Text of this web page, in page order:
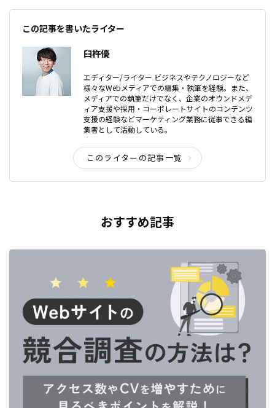
この記事を書いたライター
臼杵優
エディター/ライター ビジネスやテクノロジーなど
様々なWebメディアでの編集・執筆を経験。また、
メディアでの執筆だけでなく、企業のオウンドメデ
ィア支援や採用・コーポレートサイトのコンテンツ
支援の経験などマーケティング業務に従事できる編
集者として活動している。
このライターの記事一覧
おすすめ記事